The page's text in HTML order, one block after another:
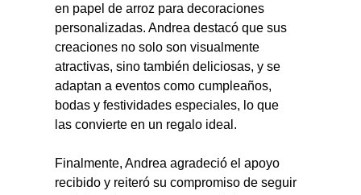
en papel de arroz para decoraciones
personalizadas. Andrea destacó que sus
creaciones no solo son visualmente
atractivas, sino también deliciosas, y se
adaptan a eventos como cumpleaños,
bodas y festividades especiales, lo que
las convierte en un regalo ideal.
Finalmente, Andrea agradeció el apoyo
recibido y reiteró su compromiso de seguir